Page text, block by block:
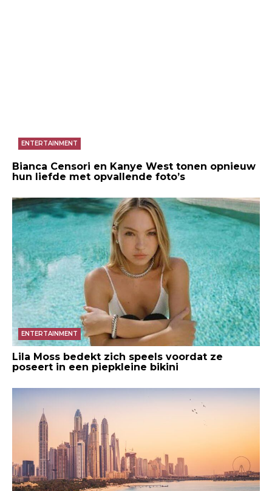
ENTERTAINMENT
Bianca Censori en Kanye West tonen opnieuw
hun liefde met opvallende foto’s
ENTERTAINMENT
Lila Moss bedekt zich speels voordat ze
poseert in een piepkleine bikini